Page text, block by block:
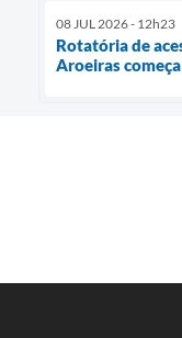
08 JUL 2026 - 12h23
Rotatória de
Aroeiras